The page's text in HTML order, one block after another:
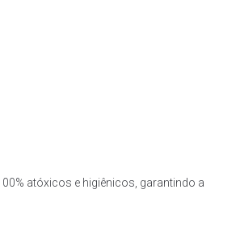
atóxicos e higiênicos, garantindo a